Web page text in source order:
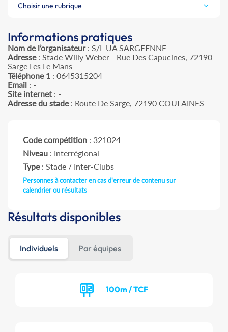
Choisir une rubrique
Informations pratiques
Nom de l’organisateur: S/L UA SARGEENNE
Adresse: Stade Willy Weber - Rue Des Capucines, 72190
Sarge Les Le Mans
Téléphone 1 : 0645315204
Email : -
Site internet : -
Adresse du stade: Route De Sarge, 72190 COULAINES
Code compétition : 321024
Niveau : Interrégional
Type: Stade / Inter-Clubs
Personnes à contacter en cas d'erreur de contenu sur
calendrier ou résultats
Résultats disponibles
Individuels Par équipes
100m / TCF